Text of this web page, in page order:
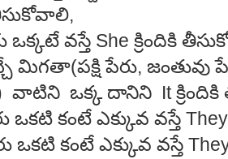
వస్తే She క్రిందికి
మిగతా(పక్షి పేరు, జంతువు
ఒక్క దానిని It క్రిందికి
కంటే ఎక్కువ వస్తే
కంటే ఎక్కువ వస్తే